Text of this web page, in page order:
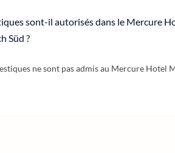
sont-il autorisés dans le Mercure
Süd ?
ne sont pas admis au Mercure Hotel